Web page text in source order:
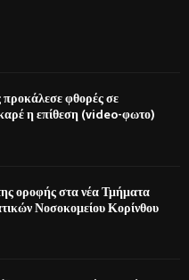
φθορές σε
η επίθεση (video-φωτο)
οροφής στα νέα Τμήματα
Νοσοκομείου Κορίνθου